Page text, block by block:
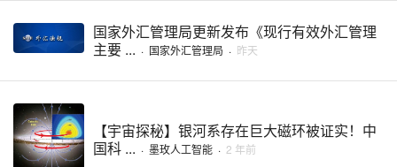
国家外汇管理局更新发布《现行有效外汇管理
主要 ... · 国家外汇管理局 · 昨天
【宇宙探秘】银河系存在巨大磁环被证实！中
国科 ... · 墨玫人工智能 · 2 年前